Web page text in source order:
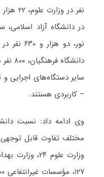
نور، دو
– کاربردی هستند.
وی ادامه داد: نسبت
مختلف تفاوت قابل